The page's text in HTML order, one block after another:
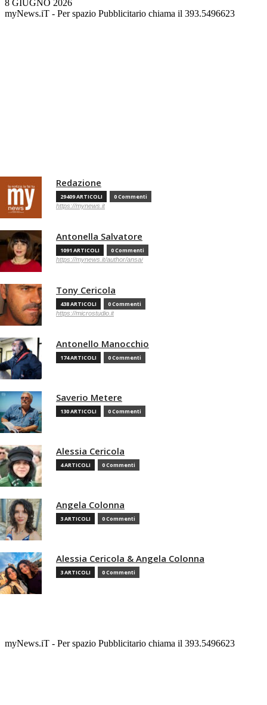
8 GIUGNO 2026
myNews.iT - Per spazio Pubblicitario chiama il 393.5496623
Redazione
29409 ARTICOLI 0 Commenti
https://mynews.it
Antonella Salvatore
1091 ARTICOLI 0 Commenti
https://mynews.it/author/ansa/
Tony Cericola
438 ARTICOLI 0 Commenti
https://microstudio.it
Antonello Manocchio
174 ARTICOLI 0 Commenti
Saverio Metere
130 ARTICOLI 0 Commenti
Alessia Cericola
4 ARTICOLI 0 Commenti
Angela Colonna
3 ARTICOLI 0 Commenti
Alessia Cericola & Angela Colonna
3 ARTICOLI 0 Commenti
myNews.iT - Per spazio Pubblicitario chiama il 393.5496623